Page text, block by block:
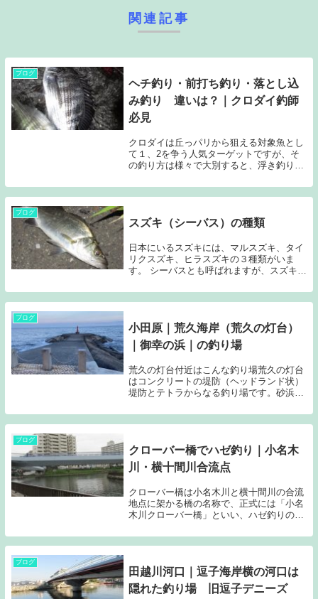
関連記事
ブログ
ヘチ釣り・前打ち釣り・落とし込
み釣り 違いは？｜クロダイ釣師
必見
クロダイは丘っパリから狙える対象魚とし
て１、2を争う人気ターゲットですが、そ
の釣り方は様々で大別すると、浮き釣り、
落とし込み釣りの4つの釣り方に大別でき
ます。 場所エサ使用する竿、リールウキ
ブログ
スズキ（シーバス）の種類
日本にいるスズキには、マルスズキ、タイ
リクスズキ、ヒラスズキの３種類がいま
す。 シーバスとも呼ばれますが、スズキと
は、セイゴ、フッコ、スズキと大きさによ
り名前が変わります。マルスズキ、タイリ
ブログ
小田原｜荒久海岸（荒久の灯台）
｜御幸の浜｜の釣り場
荒久の灯台付近はこんな釣り場荒久の灯台
はコンクリートの堤防（ヘッドランド状）
堤防とテトラからなる釣り場です。砂浜の
していますので、離岸龍も発生し、回遊魚
の実績も高く、ルアー釣り、ウキ釣り、前
ブログ
クローバー橋でハゼ釣り｜小名木
川・横十間川合流点
クローバー橋は小名木川と横十間川の合流
地点に架かる橋の名称で、正式には「小名
木川クローバー橋」といい、ハゼ釣りの好
となれば小名木川や横十間川のいたるとこ
ろに生息していますが、クローバー橋付近
ントとなっています。
ブログ
田越川河口｜逗子海岸横の河口は
隠れた釣り場 旧逗子デニーズ